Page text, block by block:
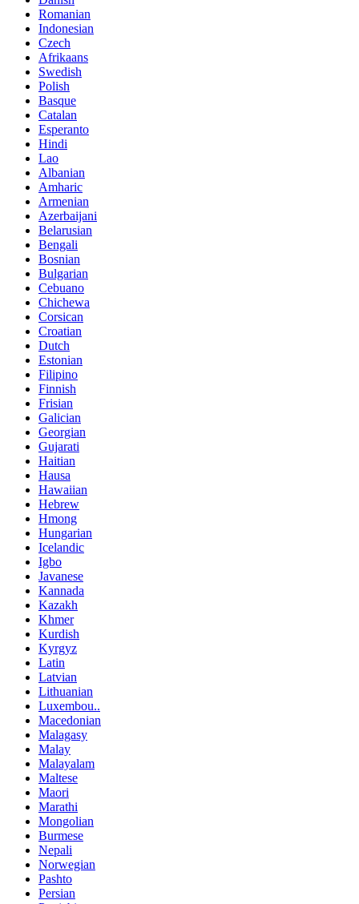
Romanian
Indonesian
Czech
Afrikaans
Swedish
Polish
Basque
Catalan
Esperanto
Hindi
Lao
Albanian
Amharic
Armenian
Azerbaijani
Belarusian
Bengali
Bosnian
Bulgarian
Cebuano
Chichewa
Corsican
Croatian
Dutch
Estonian
Filipino
Finnish
Frisian
Galician
Georgian
Gujarati
Haitian
Hausa
Hawaiian
Hebrew
Hmong
Hungarian
Icelandic
Igbo
Javanese
Kannada
Kazakh
Khmer
Kurdish
Kyrgyz
Latin
Latvian
Lithuanian
Luxembou..
Macedonian
Malagasy
Malay
Malayalam
Maltese
Maori
Marathi
Mongolian
Burmese
Nepali
Norwegian
Pashto
Persian